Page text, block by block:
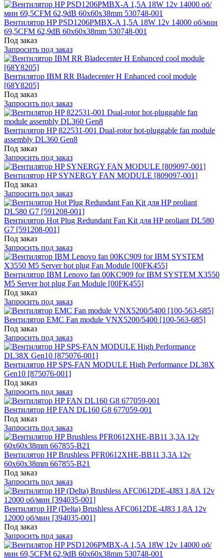
Вентилятор HP PSD1206PMBX-A 1,5A 18W 12v 14000 об/мин
69,5CFM 62,9dB 60x60x38mm 530748-001
Под заказ
Запросить под заказ
Вентилятор IBM RR Bladecenter H Enhanced cool module
[68Y8205]
Под заказ
Запросить под заказ
Вентилятор HP 822531-001 Dual-rotor hot-pluggable fan module
assembly DL360 Gen8
Под заказ
Запросить под заказ
Вентилятор HP SYNERGY FAN MODULE [809097-001]
Под заказ
Запросить под заказ
Вентилятор Hot Plug Redundant Fan Kit для HP proliant DL580
G7 [591208-001]
Под заказ
Запросить под заказ
Вентилятор IBM Lenovo fan 00KC909 for IBM SYSTEM X3550
M5 Server hot plug Fan Module [00FK455]
Под заказ
Запросить под заказ
Вентилятор EMC Fan module VNX5200/5400 [100-563-685]
Под заказ
Запросить под заказ
Вентилятор HP SPS-FAN MODULE High Performance DL38X
Gen10 [875076-001]
Под заказ
Запросить под заказ
Вентилятор HP FAN DL160 G8 677059-001
Под заказ
Запросить под заказ
Вентилятор HP Brushless PFR0612XHE-BB11 3,3A 12v
60x60x38mm 667855-B21
Под заказ
Запросить под заказ
Вентилятор HP (Delta) Brushless AFC0612DE-4J83 1,8A 12v
12000 об/мин [394035-001]
Под заказ
Запросить под заказ